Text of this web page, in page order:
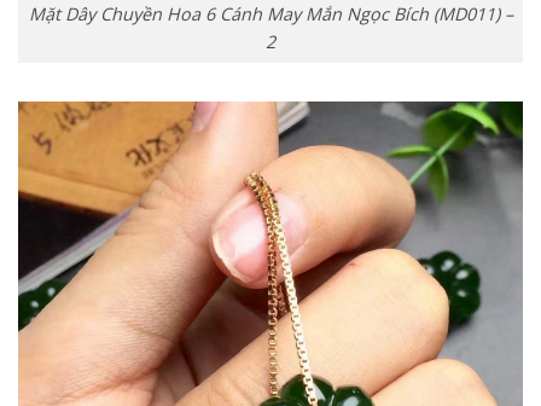
Mặt Dây Chuyền Hoa 6 Cánh May Mắn Ngọc Bích (MD011) –
2